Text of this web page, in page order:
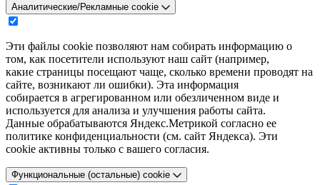
Аналитические/Рекламные cookie
Эти файлы cookie позволяют нам собирать информацию о
том, как посетители используют наш сайт (например,
какие страницы посещают чаще, сколько времени проводят на
сайте, возникают ли ошибки). Эта информация
собирается в агрегированном или обезличенном виде и
используется для анализа и улучшения работы сайта.
Данные обрабатываются Яндекс.Метрикой согласно ее
политике конфиденциальности (см. сайт Яндекса). Эти
cookie активны только с вашего согласия.
Функциональные (остальные) cookie